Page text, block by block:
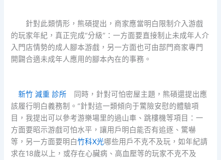
針對此類情形，熊碩提出，商家應當明白限制介入游戲
的玩家年紀，真正完成“分級”：一方面要直接制止未成年人介
入門店情勢的成人腳本游戲，另一方面也可由部門商家專門
開闢合適未成年人應用的腳本內在的事務。
新竹 減重 診所 同時，針對可怕密屋主題，熊碩還提出應
該履行明白義務制。“針對這一類傾向于驚險安慰的體驗項
目，我提出可以參考游樂場里的過山車、跳樓機等項目：一
方面要昭示游戲可怕水平，讓用戶明白能否有追逐、驚嚇
等，另一方面要明白竹科X光哪些用戶不克不及玩，如年紀請
求在18歲以上，或存在心臟病、高血壓等的玩家不克不及